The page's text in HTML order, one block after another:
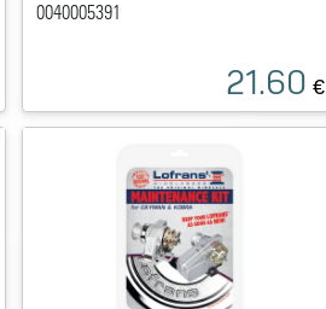
0040005391
21.60 €